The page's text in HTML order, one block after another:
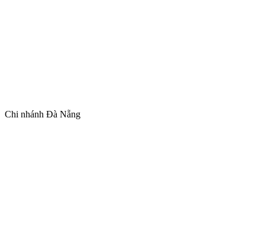
Chi nhánh Đà Nẵng